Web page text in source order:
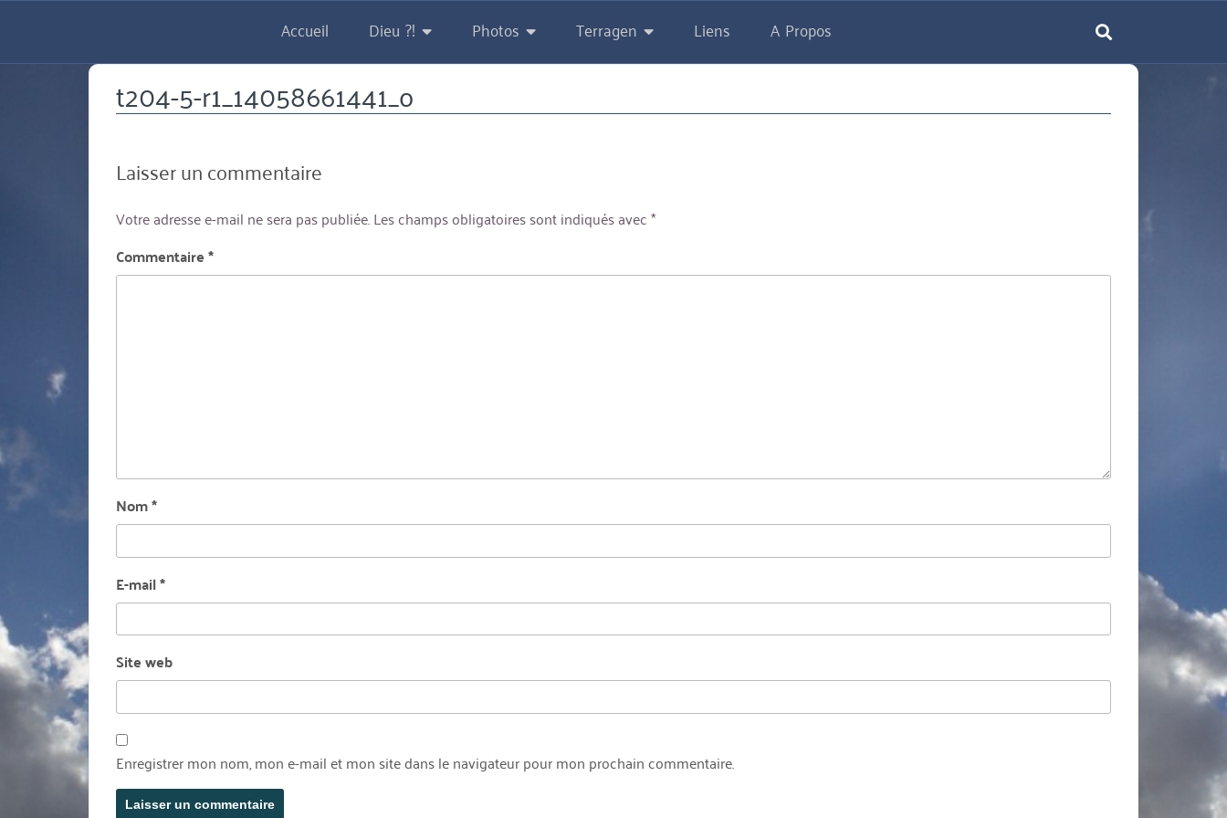
au
Accueil Dieu ?! Photos Terragen Liens A Propos
t204-5-r1_14058661441_o
Laisser un commentaire
Votre adresse e-mail ne sera pas publiée.Les champs obligatoires sont indiqués avec*
Commentaire*
Nom*
E-mail*
Site web
Enregistrer mon nom, mon e-mail et mon site dans le navigateur pour mon prochain commentaire.